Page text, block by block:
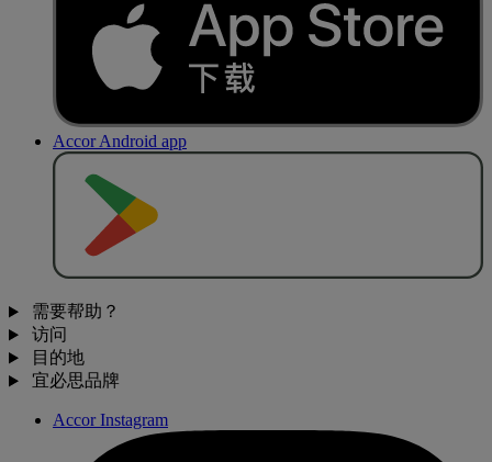
Accor Android app
需要帮助？
访问
目的地
宜必思品牌
Accor Instagram